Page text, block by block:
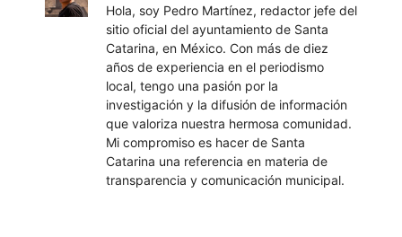
Hola, soy Pedro Martínez, redactor jefe del
sitio oficial del ayuntamiento de Santa
Catarina, en México. Con más de diez
años de experiencia en el periodismo
local, tengo una pasión por la
investigación y la difusión de información
que valoriza nuestra hermosa comunidad.
Mi compromiso es hacer de Santa
Catarina una referencia en materia de
transparencia y comunicación municipal.